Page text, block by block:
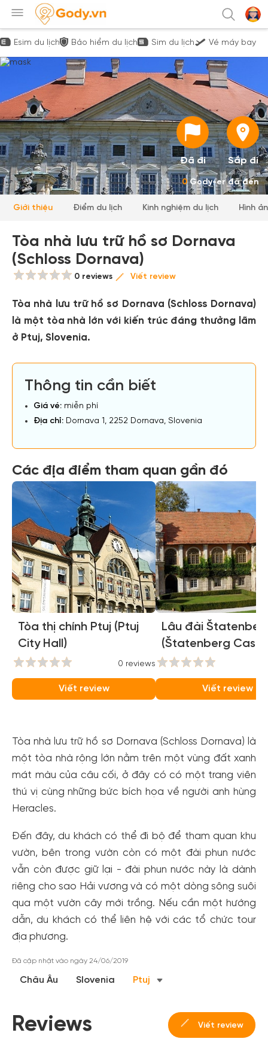
Esim du lịch Bảo hiểm du lịch Sim du lịch Vé máy bay
Đã đi Sắp đi
0Gody-er đã đến
Giới thiệu Điểm du lịch Kinh nghiệm du lịch Hình
Tòa nhà lưu trữ hồ sơ Dornava
(Schloss Dornava)
0 reviews Viết review
Tòa nhà lưu trữ hồ sơ Dornava (Schloss Dornava)
là một tòa nhà lớn với kiến trúc đáng thưởng lãm
ở Ptuj, Slovenia.
Thông tin cần biết
Giá vé: miễn phí
Địa chỉ: Dornava 1, 2252 Dornava, Slovenia
Các địa điểm tham quan gần đó
Tòa thị chính Ptuj (Ptuj
City Hall)
0 reviews
Viết review
Lâu đài
(Štatenberg
Viết review
Tòa nhà lưu trữ hồ sơ Dornava (Schloss Dornava) là
một tòa nhà rộng lớn nằm trên một vùng đất xanh
mát màu của câu cối, ở đây có có một trang viên
thú vị cùng những bức bích họa về người anh hùng
Heracles.
Đến đây, du khách có thể đi bộ để tham quan khu
vườn, bên trong vườn còn có một đài phun nước
vẫn còn được giữ lại - đài phun nước này là dành
riêng cho sao Hải vương và có một dòng sông suôi
qua một vườn cây mới trồng. Nếu cần một hướng
dẫn, du khách có thể liên hệ với các tổ chức tour
địa phương.
Đã cập nhật vào ngày 24/06/2019
Châu Âu Slovenia Ptuj
Reviews Viết review
Tạo tài khoản nhanh - nhận nhiều ưu
dành cho thành viên đến từ các đối tác của Gody.vn dành
Hoặc đăng nhập bằng